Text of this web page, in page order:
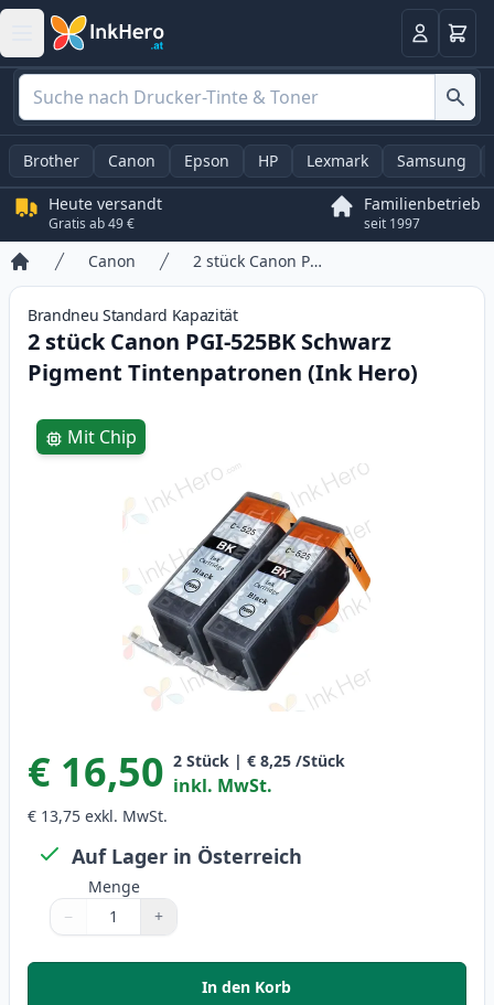
Anmelden
Brother Canon Epson HP Lexmark Samsung
Heute versandt
Gratis ab 49 €
Familienbetrieb
seit 1997
Startseite
Canon 2 stück Canon PGI-525BK Schwarz Pigment Tintenpatronen (Ink Hero)
Brandneu Standard Kapazität
2 stück Canon PGI-525BK Schwarz
Pigment Tintenpatronen (Ink Hero)
Product information
Mit Chip
€ 16,50 2 Stück | € 8,25 /Stück
inkl. MwSt.
€ 13,75 exkl. MwSt.
Auf Lager in Österreich
Menge
Menge
Verwenden Sie die Tasten, um anzupassen
− +
Menge 1
In den Korb
, 2 stück Canon PGI-525BK